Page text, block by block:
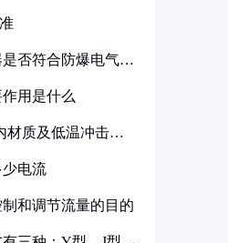
否符合防爆电气设
用是什么
材质及低温冲击要
电流
和调节流量的目的